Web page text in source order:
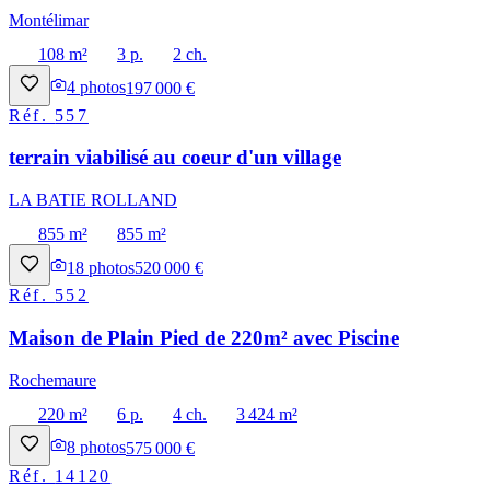
Montélimar
108 m²
3 p.
2 ch.
4 photos197 000 €
Réf. 557
terrain viabilisé au coeur d'un village
LA BATIE ROLLAND
855 m²
855 m²
18 photos520 000 €
Réf. 552
Maison de Plain Pied de 220m² avec Piscine
Rochemaure
220 m²
6 p. 4 ch.
3 424 m²
8 photos575 000 €
Réf. 14120